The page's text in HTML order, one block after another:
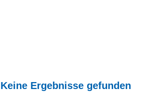
Keine Ergebnisse gefunden